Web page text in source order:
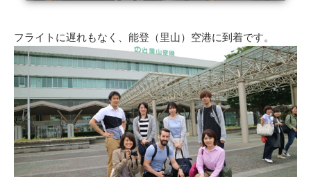
フライトに遅れもなく、能登（里山）空港に到着です。